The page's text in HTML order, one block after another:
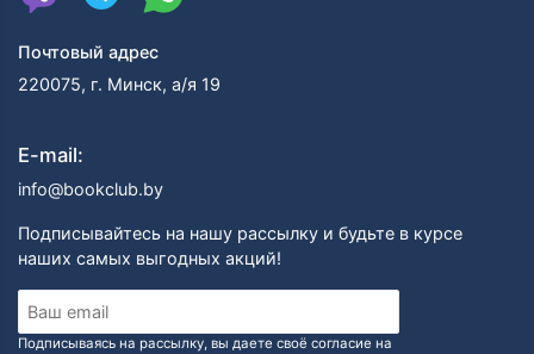
Почтовый адрес
220075, г. Минск, а/я 19
E-mail:
info@bookclub.by
Подписывайтесь на нашу рассылку и будьте в курсе
наших самых выгодных акций!
Подписываясь на рассылку, вы даете своё согласие на